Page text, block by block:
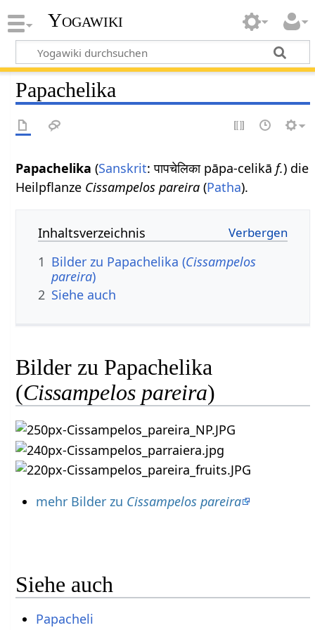
Yogawiki
Papachelika
Papachelika (Sanskrit: पापचेलिका pāpa-celikāf.) die
Heilpflanze Cissampelos pareira (Patha).
Inhaltsverzeichnis
1 Bilder zu Papachelika (Cissampelos
pareira)
2 Siehe auch
Bilder zu Papachelika
(Cissampelos pareira)
mehr Bilder zu Cissampelos pareira
Siehe auch
Papacheli